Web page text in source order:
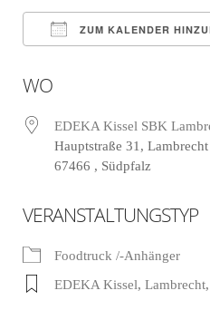
ZUM KALENDER
WO
EDEKA Kissel SBK
Hauptstraße 31,
67466 , Südpfalz
VERANSTALTUNGSTYP
Foodtruck /-Anhänger
EDEKA Kissel, Lambrecht,